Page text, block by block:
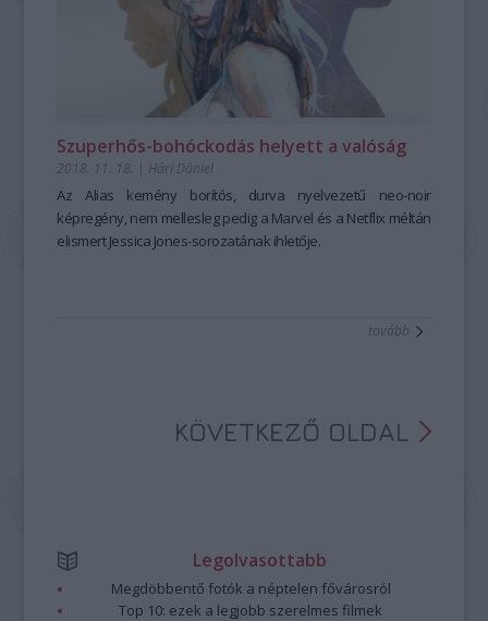
Szuperhős-bohóckodás helyett a valóság
2018. 11. 18. | Hári Dániel
AzAlias kemény borítós, durva nyelvezetű neo-noir
képregény, nem mellesleg pedig a Marvel és a Netflix méltán
elismertJessica Jones-sorozatának ihletője.
tovább
KÖVETKEZŐ OLDAL
Legolvasottabb
Megdöbbentő fotók a néptelen fővárosról
Top 10: ezek a legjobb szerelmes filmek